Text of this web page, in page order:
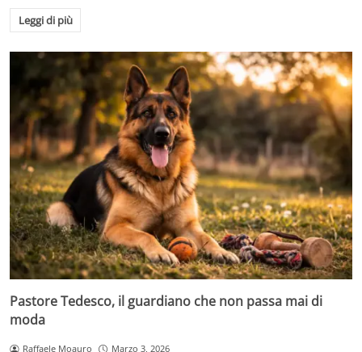
Leggi di più
Pastore Tedesco, il guardiano che non passa mai di
moda
Raffaele Moauro Marzo 3, 2026